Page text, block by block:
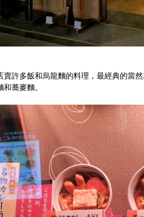
賣許多飯和烏龍麵的料理，最經典的當
蕎麥麵。